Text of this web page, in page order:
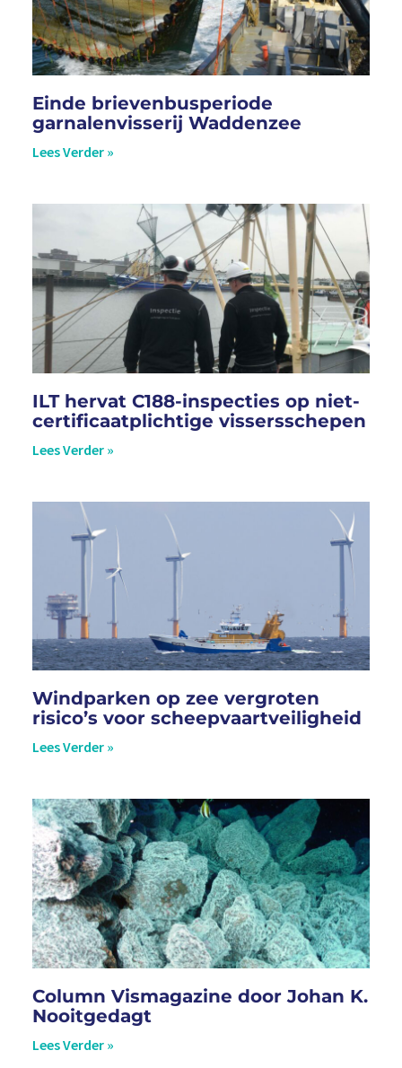
Einde brievenbusperiode
garnalenvisserij Waddenzee
Lees Verder »
ILT hervat C188-inspecties op niet-
certificaatplichtige vissersschepen
Lees Verder »
Windparken op zee vergroten
risico’s voor scheepvaartveiligheid
Lees Verder »
Column Vismagazine door Johan K.
Nooitgedagt
Lees Verder »